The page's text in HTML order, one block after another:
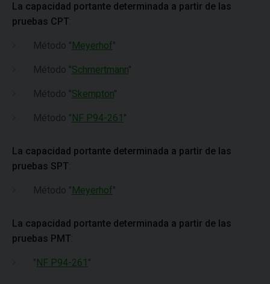
La capacidad portante determinada a partir de las
pruebas CPT
Método "Meyerhof"
Método "Schmertmann"
Método "Skempton"
Método "NF P94-261 "
La capacidad portante determinada a partir de las
pruebas SPT
Método "Meyerhof"
La capacidad portante determinada a partir de las
pruebas PMT
"NF P94-261 "